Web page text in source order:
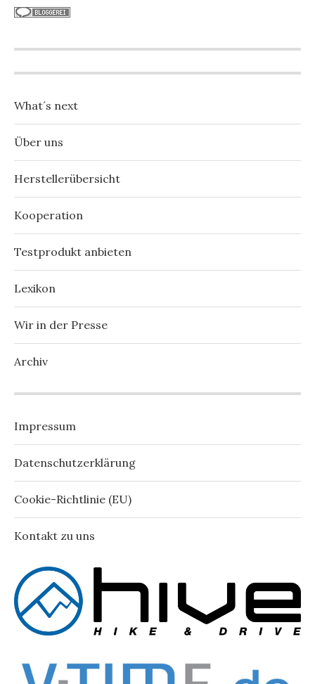
What´s next
Über uns
Herstellerübersicht
Kooperation
Testprodukt anbieten
Lexikon
Wir in der Presse
Archiv
Impressum
Datenschutzerklärung
Cookie-Richtlinie (EU)
Kontakt zu uns